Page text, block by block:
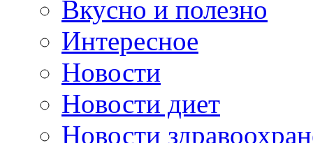
Вкусно и полезно
Интересное
Новости
Новости диет
Новости